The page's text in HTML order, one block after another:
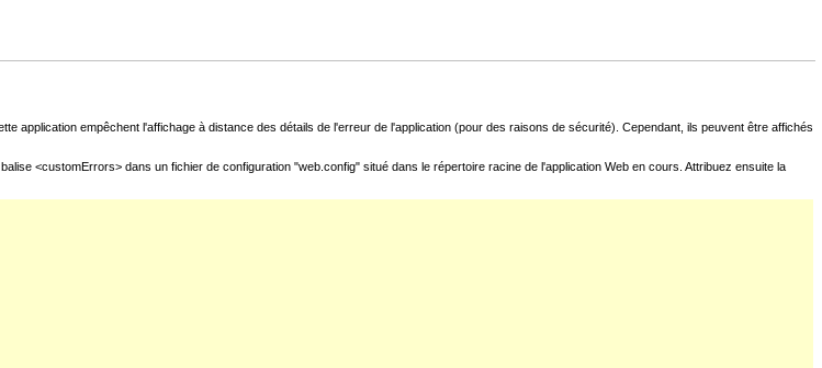
application empêchent l'affichage à distance des détails de l'erreur de l'application (pour des raisons de sécurité). Cependant, ils peuvent être affichés
<customErrors> dans un fichier de configuration "web.config" situé dans le répertoire racine de l'application Web en cours. Attribuez ensuite la